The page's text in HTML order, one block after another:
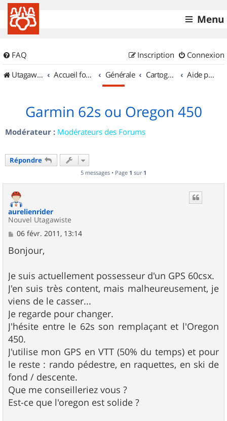
Menu
FAQ Connexion
Inscription
UtagawaVTT (Randos VTT et VTTAE avec traces GPS)
Accueil forum Générale Cartographie et GPS Aide pour l'achat d'un GPS
Garmin 62s ou Oregon 450
Modérateur : Modérateurs des Forums
Répondre
5 messages • Page 1 sur 1
aurelienrider
Nouvel Utagawiste
M
s
s
g
e
06 févr. 2011, 13:14
Bonjour,
Je suis actuellement possesseur d'un GPS 60csx.
J'en suis très content, mais malheureusement, je
viens de le casser...
Je regarde pour changer.
J'hésite entre le 62s son remplaçant et l'Oregon
450.
J'utilise mon GPS en VTT (50% du temps) et pour
le reste : rando pédestre, en raquettes, en ski de
fond / descente.
Que me conseilleriez vous ?
Est-ce que l'oregon est solide ?